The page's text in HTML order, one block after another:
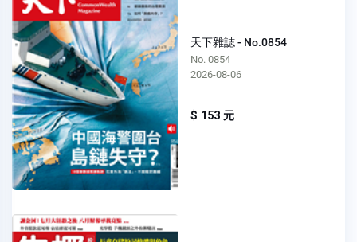
天下雜誌 - No.0854
No. 0854
2026-08-06
$ 153 元